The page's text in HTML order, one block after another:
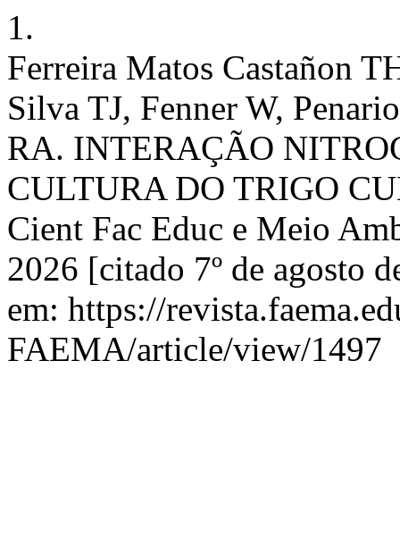
1.
Ferreira Matos Castañon
Silva TJ, Fenner W,
RA. INTERAÇÃO
CULTURA DO TRIGO
Cient Fac Educ e Meio
2026 [citado 7º de agosto
em: https://
FAEMA/article/view/1497